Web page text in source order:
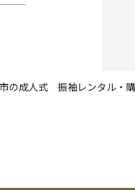
の成人式 振袖レンタル・